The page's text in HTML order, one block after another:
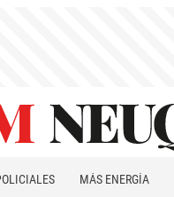
MÁS ENERGÍA